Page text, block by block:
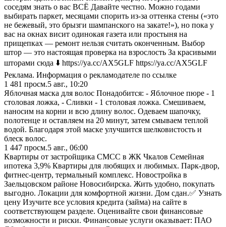
соседям знать о вас ВСЁ Давайте честно. Можно годами
выбирать паркет, месяцами спорить из-за оттенка стены («это
не бежевый, это брызги шампанского на закате!»), но пока у
вас на окнах висит одинокая газета или простыня на
прищепках — ремонт нельзя считать оконченным. Выбор
штор — это настоящая проверка на взрослость За красивыми
шторами сюда ⬇️ https://ya.cc/AX5GLF https://ya.cc/AX5GLF
Реклама. Информация о рекламодателе по ссылке
1 481 просм.5 авг., 10:20
Яблочная маска для волос Понадобится: - Яблочное пюре - 1
столовая ложка, - Сливки - 1 столовая ложка. Смешиваем,
наносим на корни и всю длину волос. Одеваем шапочку,
полотенце и оставляем на 20 минут, затем смываем теплой
водой. Благодаря этой маске улучшится шелковистость и
блеск волос.
1 447 просм.5 авг., 06:00
Квартиры от застройщика СМСС в ЖК Чкалов Семейная
ипотека 3,9% Квартиры для любящих и любимых. Парк-двор,
фитнес-центр, термальный комплекс. Новостройка в
Заельцовском районе Новосибирска. Жить удобно, покупать
выгодно. Локации для комфортной жизни. Дом сдан.✅ Узнать
цену Изучите все условия кредита (займа) на сайте в
соответствующем разделе. Оценивайте свои финансовые
возможности и риски. Финансовые услуги оказывает: ПАО